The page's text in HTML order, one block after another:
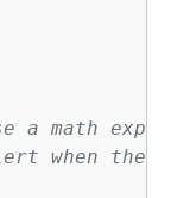
a math
when the